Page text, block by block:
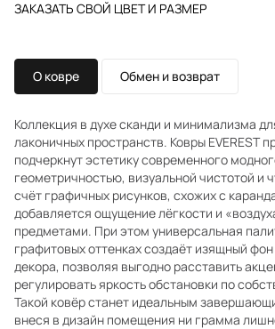
ЗАКАЗАТЬ СВОЙ ЦВЕТ И РАЗМЕР
О ковре Обмен и возврат
Коллекция в духе сканди и минимализма
лаконичных пространств. Ковры EVEREST
подчеркнут эстетику современного
геометричностью, визуальной чистотой и
счёт графичных рисунков, схожих с
добавляется ощущение лёгкости и
предметами. При этом универсальная
графитовых оттенках создаёт изящный
декора, позволяя выгодно расставить
регулировать яркость обстановки по
Такой ковёр станет идеальным
внеся в дизайн помещения ни грамма